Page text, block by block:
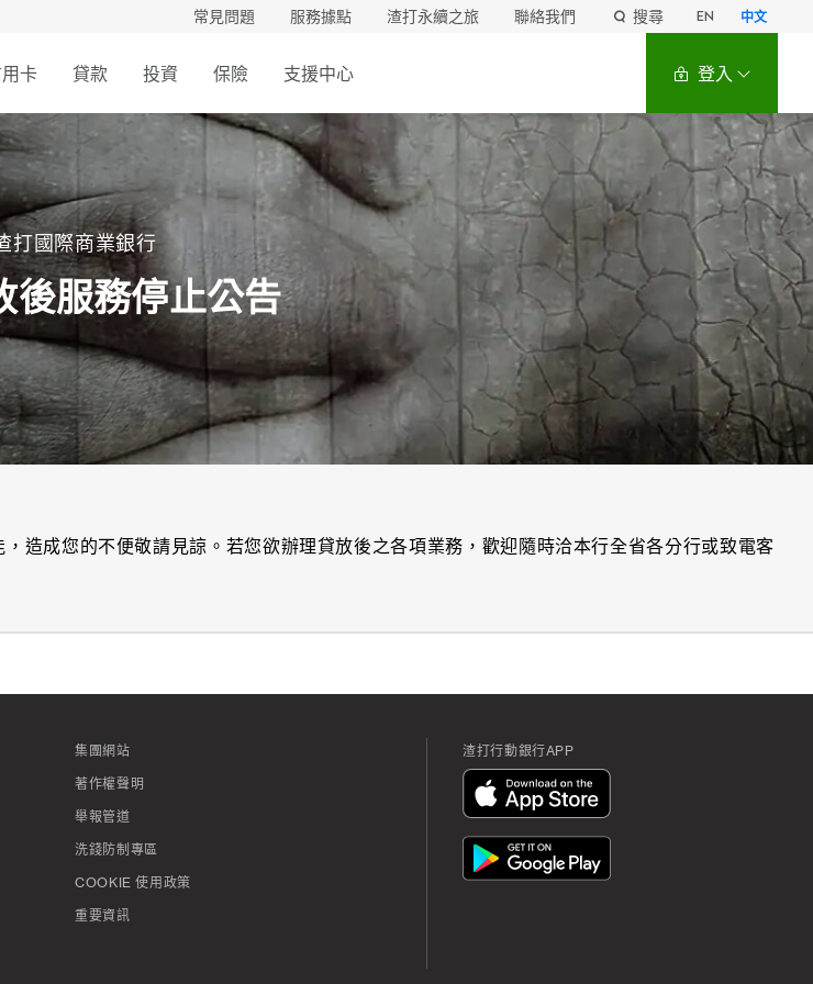
常見問題 服務據點 渣打永續之旅 聯絡我們 搜尋 EN 中文
卡 貸款 投資 保險 支援中心 登入
打國際商業銀行
後服務停止公告
成您的不便敬請見諒。若您欲辦理貸放後之各項業務，歡迎隨時洽本行全省各分行或致電客
集團網站
著作權聲明
舉報管道
洗錢防制專區
COOKIE 使用政策
重要資訊
渣打行動銀行APP
App
Icon
App
Icon